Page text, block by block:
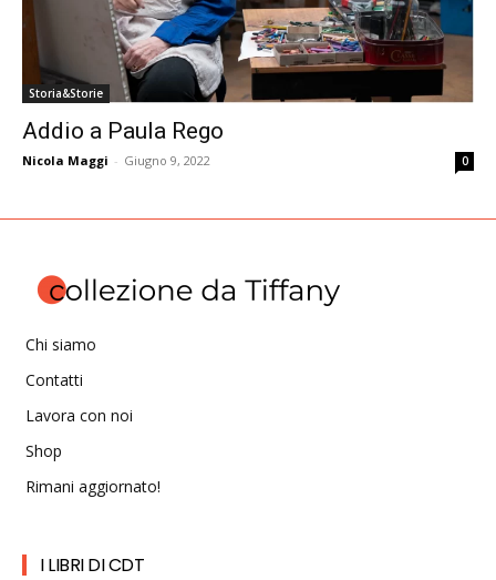
Storia&Storie
Addio a Paula Rego
Nicola Maggi - Giugno 9, 2022 0
Chi siamo
Contatti
Lavora con noi
Shop
Rimani aggiornato!
I LIBRI DI CDT